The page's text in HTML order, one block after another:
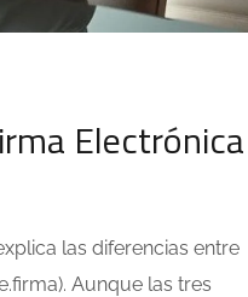
Electrónica
las diferencias entre
Aunque las tres